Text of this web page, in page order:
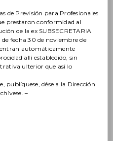
de Previsión para Profesionales
prestaron conformidad al
de la ex SUBSECRETARIA
de fecha 30 de noviembre de
automáticamente
allí establecido, sin
ulterior que así lo
publíquese, dése a la Dirección
–